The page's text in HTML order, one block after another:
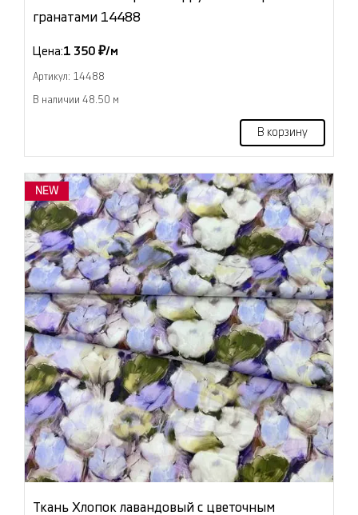
гранатами 14488
Цена:1 350 ₽/м
Артикул: 14488
В наличии 48.50 м
В корзину
NEW
Ткань Хлопок лавандовый с цветочным